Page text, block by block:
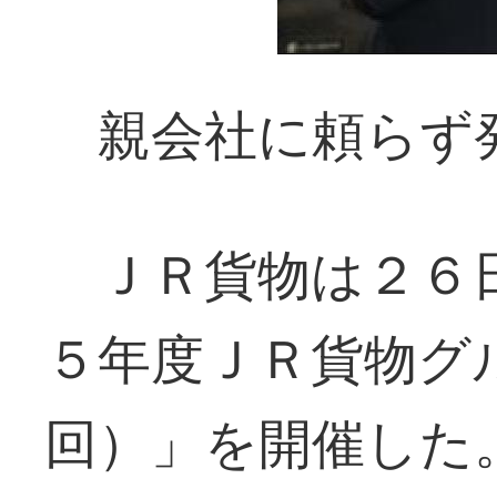
親会社に頼らず
ＪＲ貨物は２６
５年度ＪＲ貨物
回）」を開催し